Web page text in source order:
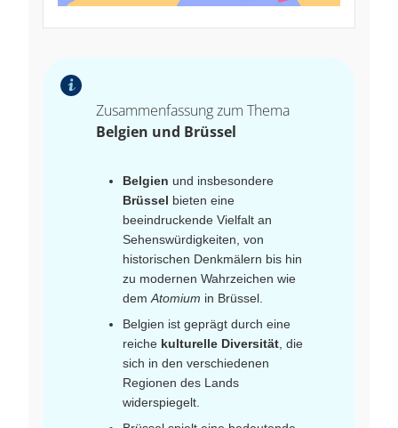
Zusammenfassung zum Thema
Belgien und Brüssel
Belgien und insbesondere
Brüssel bieten eine
beeindruckende Vielfalt an
Sehenswürdigkeiten, von
historischen Denkmälern bis hin
zu modernen Wahrzeichen wie
dem Atomium in Brüssel.
Belgien ist geprägt durch eine
reiche kulturelle Diversität , die
sich in den verschiedenen
Regionen des Lands
widerspiegelt.